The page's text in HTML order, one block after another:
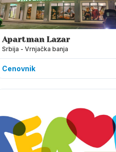
Apartman Lazar
Srbija - Vrnjačka banja
Cenovnik